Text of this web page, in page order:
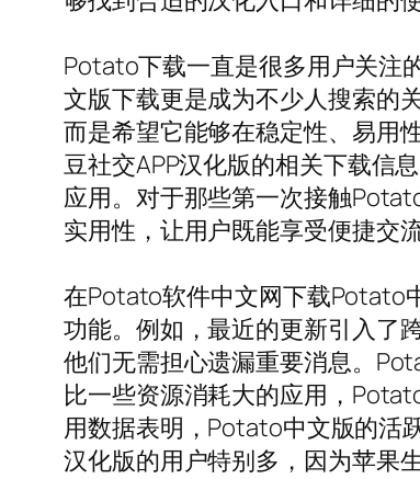
Potato下载一直是很多用户关注
文版下载更是成为不少人搜索的
而是希望它能够在稳定性、易用
豆社交APP汉化版的相关下载信
应用。对于那些第一次接触
实用性，让用户既能享受便捷交
在Potato软件中文网下载Potato
功能。例如，最近的更新引入了
他们无需担心遗漏重要消息。
比一些资源消耗大的应用，
用数据表明，Potato中文版的活
汉化版的用户特别多，因为苹果